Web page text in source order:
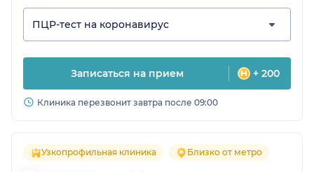
ПЦР-тест на коронавирус
Записаться на прием + 200
Клиника перезвонит завтра после 09:00
Узкопрофильная клиника Близко от метро